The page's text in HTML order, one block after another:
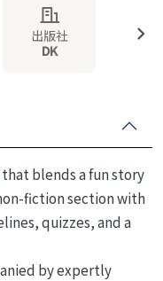
出版社
DK
blends a fun story
fiction section with
quizzes, and a
by expertly